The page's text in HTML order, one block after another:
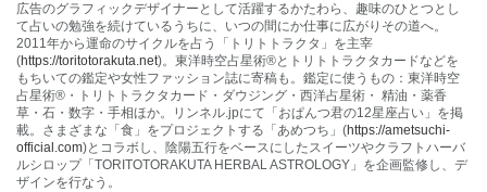
広告のグラフィックデザイナーとして活躍するかたわら、趣味のひとつとし
て占いの勉強を続けているうちに、いつの間にか仕事に広がりその道へ。
2011年から運命のサイクルを占う「トリトトラクタ」を主宰
(https://toritotorakuta.net)。東洋時空占星術®︎とトリトトラクタカードなどを
もちいての鑑定や女性ファッション誌に寄稿も。鑑定に使うもの：東洋時空
占星術®・トリトトラクタカード・ダウジング・西洋占星術・ 精油・薬香
草・石・数字・手相ほか。リンネル.jpにて「おぱんつ君の12星座占い」を掲
載。さまざまな「食」をプロジェクトする「あめつち」(https://ametsuchi-
official.com)とコラボし、陰陽五行をベースにしたスイーツやクラフトハーバ
ルシロップ「TORITOTORAKUTA HERBAL ASTROLOGY」を企画監修し、デ
ザインを行なう。